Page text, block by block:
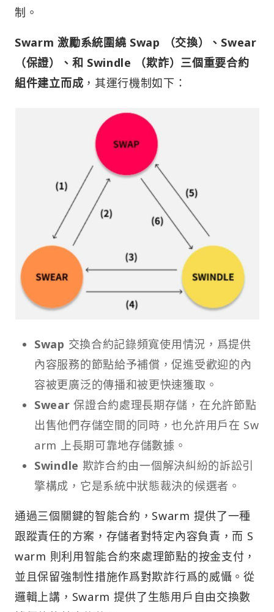
制。
Swarm 激勵系統圍繞 Swap （交換）、Swear
（保證）、和 Swindle （欺詐）三個重要合約
組件建立而成 ，其運行機制如下：
Swap 交換合約記錄頻寬使用情況，爲提供
內容服務的節點給予補償，促進受歡迎的內
容被更廣泛的傳播和被更快速獲取。
Swear 保證合約處理長期存儲，在允許節點
出售他們存儲空間的同時，也允許用戶在 Sw
arm 上長期可靠地存儲數據。
Swindle 欺詐合約由一個解決糾紛的訴訟引
擎構成，它是系統中狀態裁決的候選者。
通過三個關鍵的智能合約，Swarm 提供了一種
跟蹤責任的方案，存儲者對特定內容負責，而 S
warm 則利用智能合約來處理節點的按金支付，
並且保留強制性措施作爲對欺詐行爲的威懾。從
邏輯上講，Swarm 提供了生態用戶自由交換數